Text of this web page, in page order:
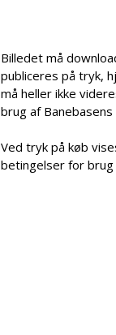
Billedet må
publiceres på tryk,
må heller ikke
brug af
Ved tryk på køb
betingelser for